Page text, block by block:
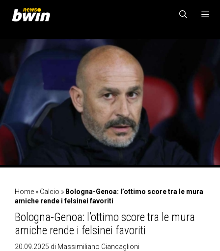
contenuto
Home » Calcio » Bologna-Genoa: l’ottimo score tra le mura
amiche rende i felsinei favoriti
Bologna-Genoa: l’ottimo score tra le mura
amiche rende i felsinei favoriti
20.09.2025 di Massimiliano Ciancaglioni